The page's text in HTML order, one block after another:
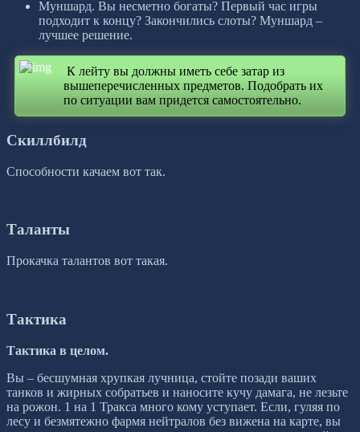
Муншард. Вы несметно богаты? Первый час игры
подходит к концу? Закончились слоты? Муншард –
лучшее решение.
К лейту вы должны иметь себе затар из
вышеперечисленных предметов. Подобрать их
по ситуации вам придется самостоятельно.
Скиллбилд
Способности качаем вот так.
Таланты
Прокачка талантов вот такая.
Тактика
Тактика в целом.
Вы – бесшумная хрупкая лучница, стойте позади ваших
танков и жирных собратьев и наносите кучу дамага, не лезьте
на рожон. 1 на 1 Тракса много кому уступает. Если, гуляя по
лесу и безмятежно фармя нейтралов без вижена на карте, вы